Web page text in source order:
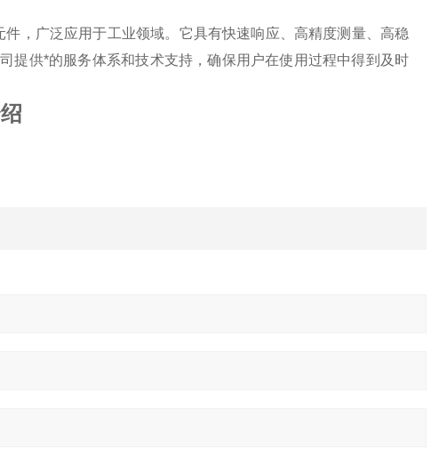
，广泛应用于工业领域。它具有快速响应、高精度测量、高稳
提供*的服务体系和技术支持，确保用户在使用过程中得到及时